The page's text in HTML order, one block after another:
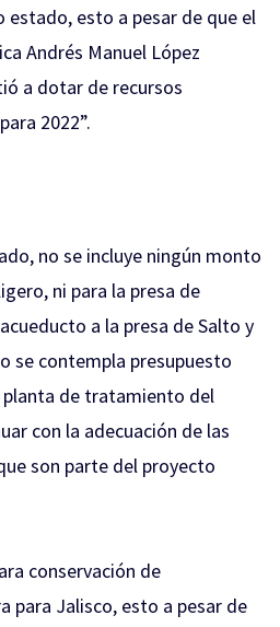
esto a pesar de que el
Andrés Manuel López
a dotar de recursos
2022”.
no se incluye ningún monto
ni para la presa de
a la presa de Salto y
se contempla presupuesto
planta de tratamiento del
con la adecuación de las
son parte del proyecto
conservación de
para Jalisco, esto a pesar de